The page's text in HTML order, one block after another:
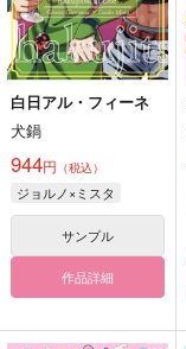
白日アル・フィーネ
犬鍋
944円 （税込）
ジョルノ×ミスタ
サンプル
作品詳細